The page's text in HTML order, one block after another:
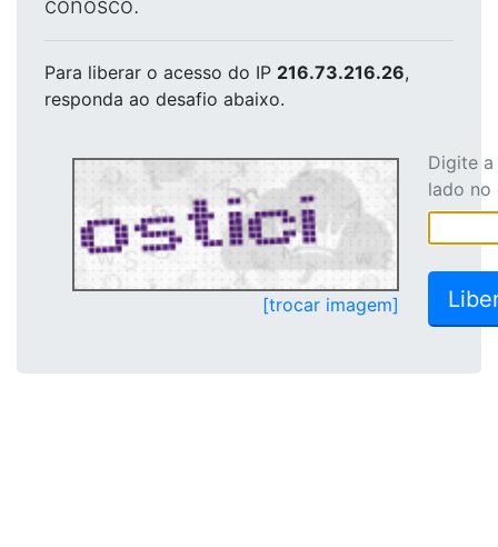
conosco.
Para liberar o acesso do IP 216.73.216.26,
responda ao desafio abaixo.
[trocar imagem]
Digite
lado no